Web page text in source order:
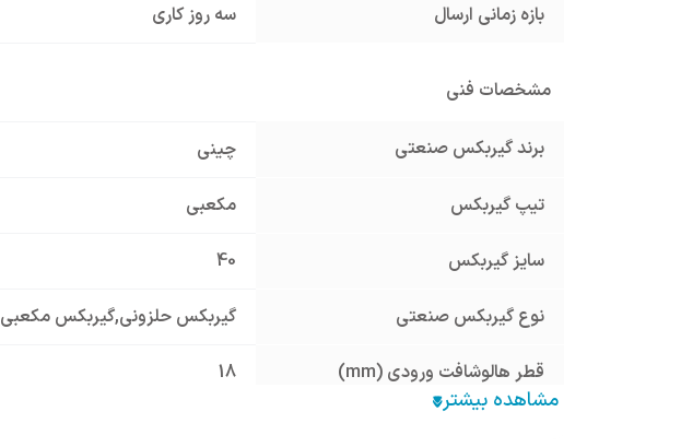
بازه زمانی ارسال سه روز کاری
مشخصات فنی
برند گیربکس صنعتی چینی
تیپ گیربکس مکعبی
سایز گیربکس 40
نوع گیربکس صنعتی گیربکس حلزونی,گیربکس مکعبی
قطر هالوشافت ورودی (mm) 18